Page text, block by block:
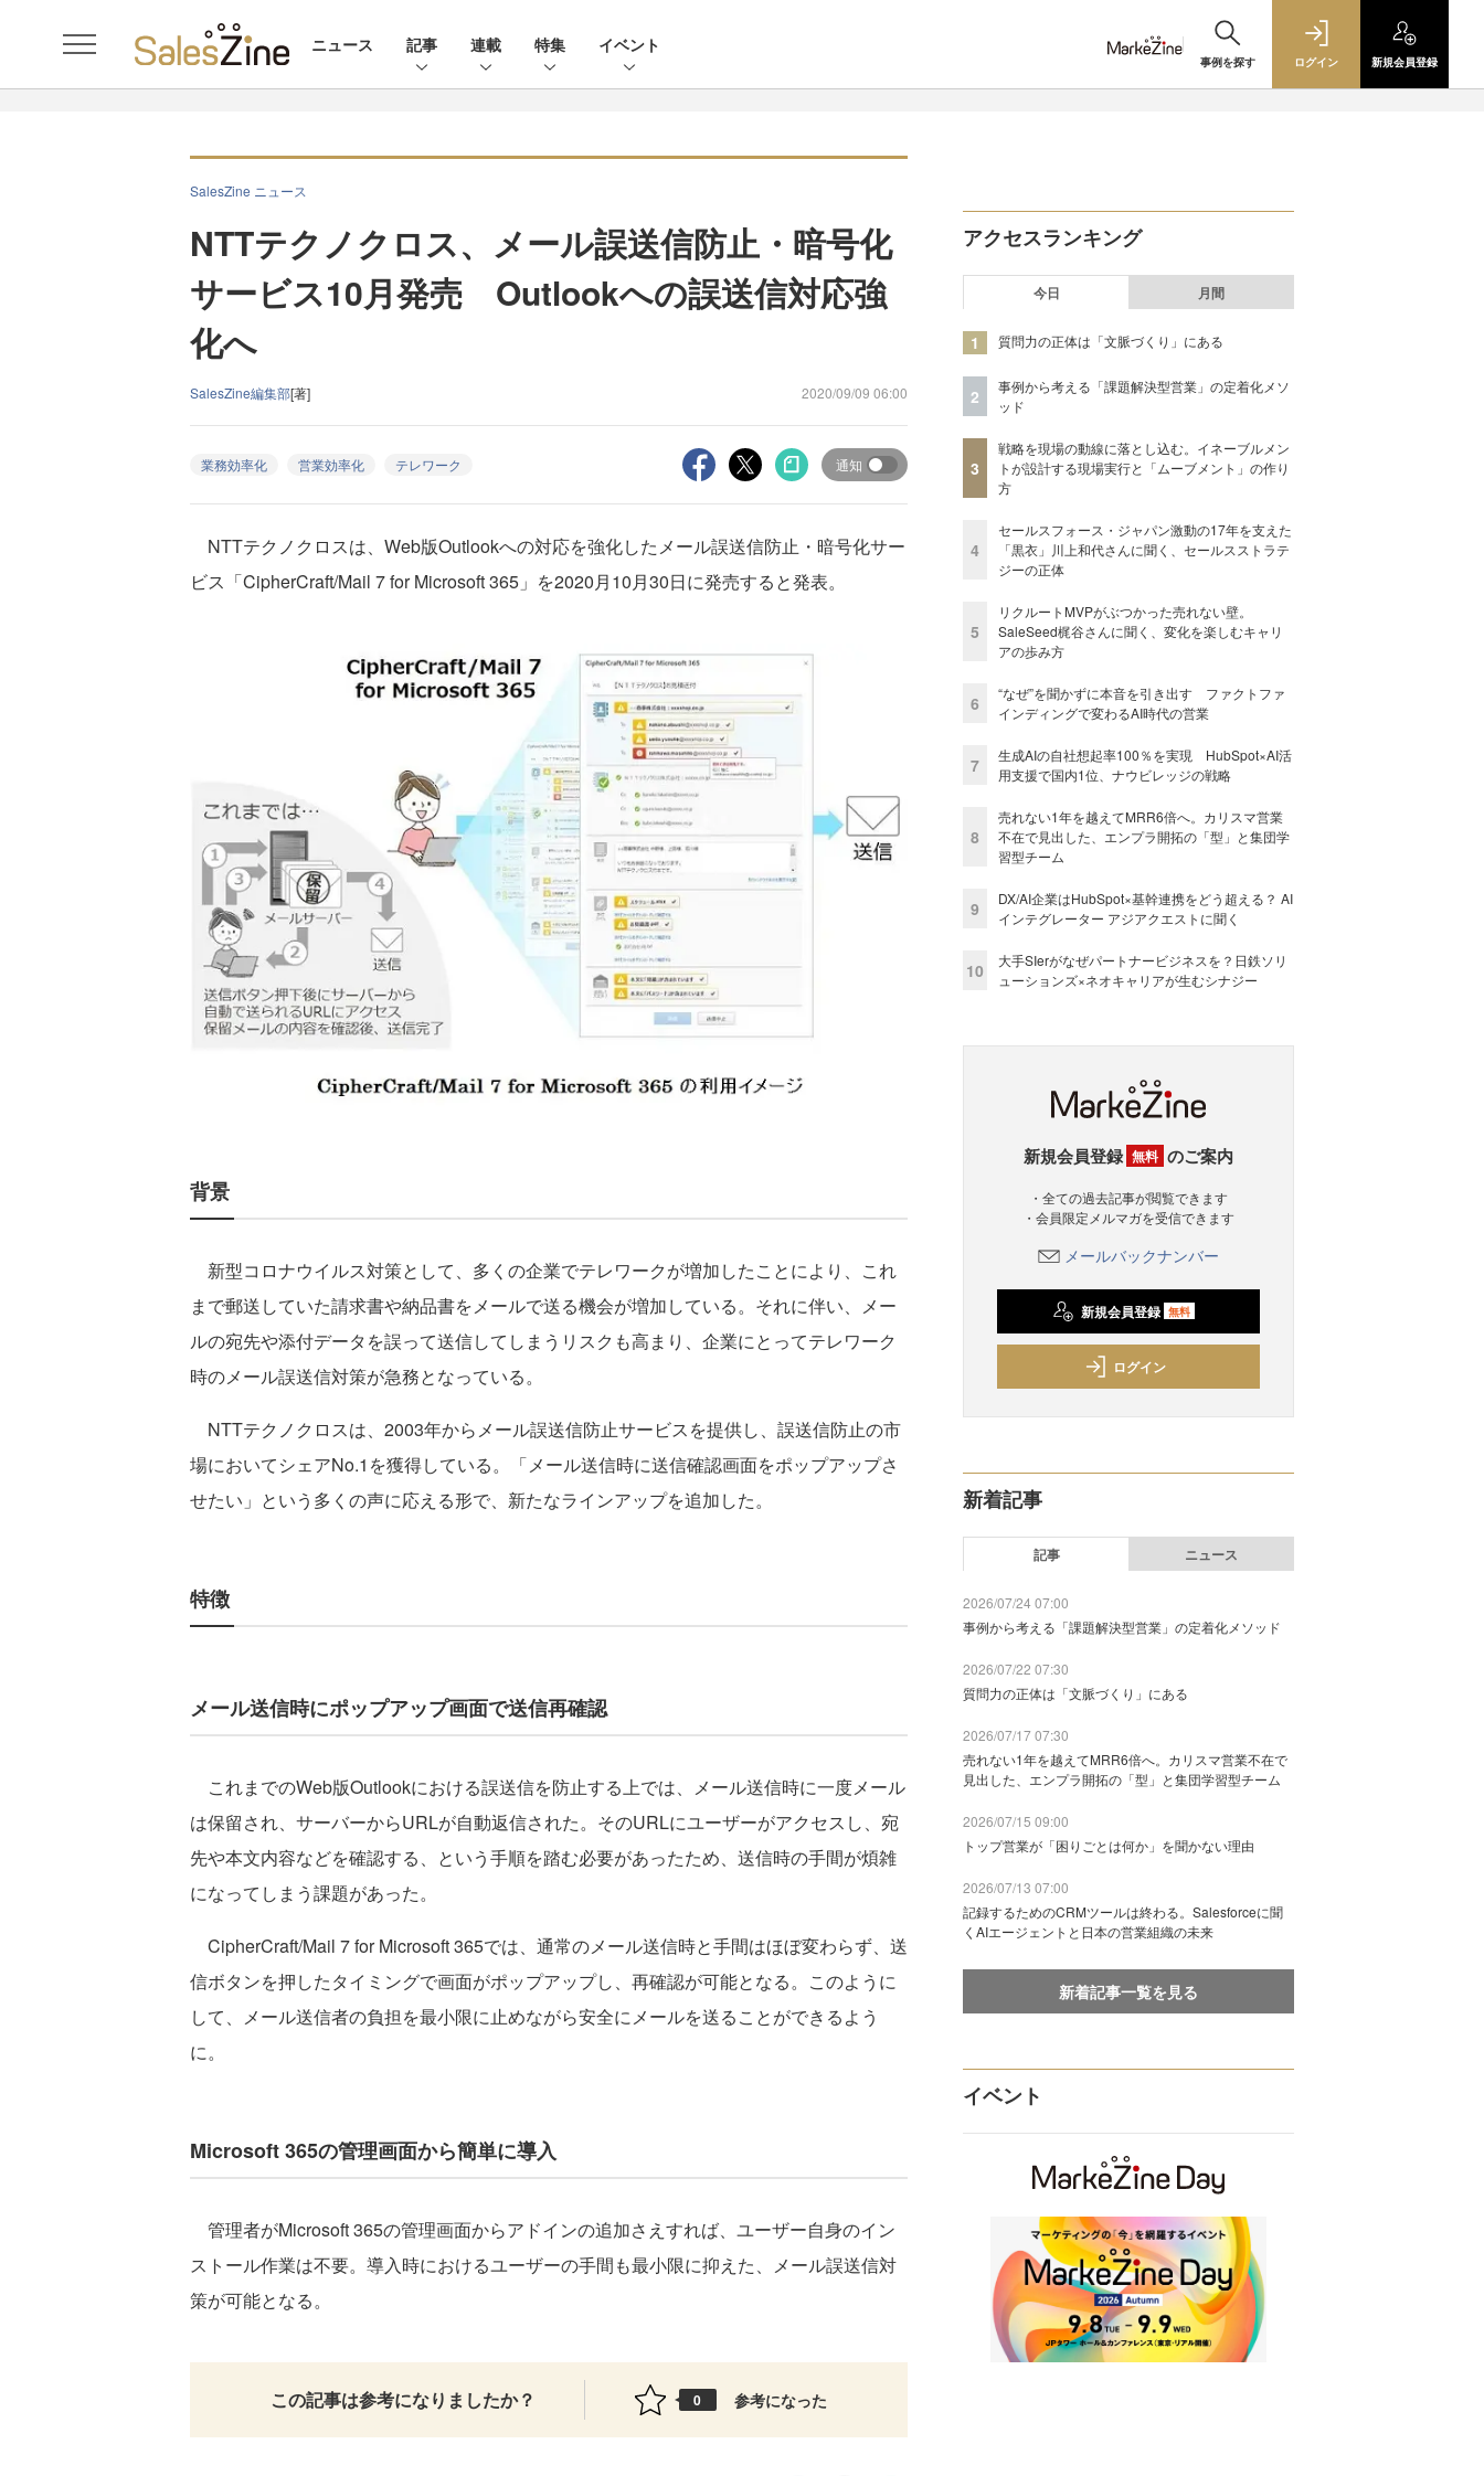
ニュース 記事 連載 特集 イベント
事例を探す ログイン 新規会員登録
SalesZine ニュース
NTTテクノクロス、メール誤送信防止・暗号化
サービス10月発売 Outlookへの誤送信対応強
化へ
SalesZine編集部[著] 2020/09/09 06:00
業務効率化 営業効率化 テレワーク 通知
NTTテクノクロスは、Web版Outlookへの対応を強化したメール誤送信防止・暗号化サー
ビス「CipherCraft/Mail 7 for Microsoft 365」を2020月10月30日に発売すると発表。
背景
新型コロナウイルス対策として、多くの企業でテレワークが増加したことにより、これ
まで郵送していた請求書や納品書をメールで送る機会が増加している。それに伴い、メー
ルの宛先や添付データを誤って送信してしまうリスクも高まり、企業にとってテレワーク
時のメール誤送信対策が急務となっている。
NTTテクノクロスは、2003年からメール誤送信防止サービスを提供し、誤送信防止の市
場においてシェアNo.1を獲得している。「メール送信時に送信確認画面をポップアップさ
せたい」という多くの声に応える形で、新たなラインアップを追加した。
特徴
メール送信時にポップアップ画面で送信再確認
これまでのWeb版Outlookにおける誤送信を防止する上では、メール送信時に一度メール
は保留され、サーバーからURLが自動返信された。そのURLにユーザーがアクセスし、宛
先や本文内容などを確認する、という手順を踏む必要があったため、送信時の手間が煩雑
になってしまう課題があった。
CipherCraft/Mail 7 for Microsoft 365では、通常のメール送信時と手間はほぼ変わらず、送
信ボタンを押したタイミングで画面がポップアップし、再確認が可能となる。このように
して、メール送信者の負担を最小限に止めながら安全にメールを送ることができるよう
に。
Microsoft 365の管理画面から簡単に導入
管理者がMicrosoft 365の管理画面からアドインの追加さえすれば、ユーザー自身のイン
ストール作業は不要。導入時におけるユーザーの手間も最小限に抑えた、メール誤送信対
策が可能となる。
この記事は参考になりましたか？ 0 参考になった
アクセスランキング
今日 月間
1 質問力の正体は「文脈づくり」にある
2
事例から考える「課題解決型営業」の定着化メソ
ッド
3
戦略を現場の動線に落とし込む。イネーブルメン
トが設計する現場実行と「ムーブメント」の作り
方
4
セールスフォース・ジャパン激動の17年を支えた
「黒衣」川上和代さんに聞く、セールスストラテ
ジーの正体
5
リクルートMVPがぶつかった売れない壁。
SaleSeed梶谷さんに聞く、変化を楽しむキャリ
アの歩み方
6
“なぜ”を聞かずに本音を引き出す ファクトファ
インディングで変わるAI時代の営業
7
生成AIの自社想起率100％を実現 HubSpot×AI活
用支援で国内1位、ナウビレッジの戦略
8
売れない1年を越えてMRR6倍へ。カリスマ営業
不在で見出した、エンプラ開拓の「型」と集団学
習型チーム
9
DX/AI企業はHubSpot×基幹連携をどう超える？ AI
インテグレーター アジアクエストに聞く
10
大手SIerがなぜパートナービジネスを？日鉄ソリ
ューションズ×ネオキャリアが生むシナジー
新規会員登録 無料 のご案内
・全ての過去記事が閲覧できます
・会員限定メルマガを受信できます
メールバックナンバー
新規会員登録 無料
ログイン
新着記事
記事 ニュース
2026/07/24 07:00
事例から考える「課題解決型営業」の定着化メソッド
2026/07/22 07:30
質問力の正体は「文脈づくり」にある
2026/07/17 07:30
売れない1年を越えてMRR6倍へ。カリスマ営業不在で
見出した、エンプラ開拓の「型」と集団学習型チーム
2026/07/15 09:00
トップ営業が「困りごとは何か」を聞かない理由
2026/07/13 07:00
記録するためのCRMツールは終わる。Salesforceに聞
くAIエージェントと日本の営業組織の未来
新着記事一覧を見る
イベント